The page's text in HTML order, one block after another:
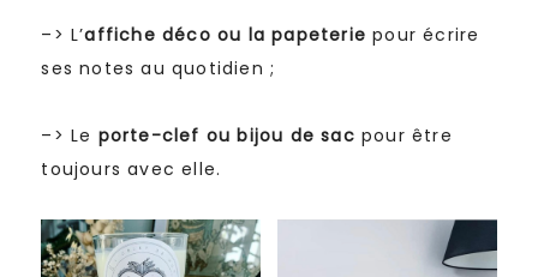
–> L’affiche déco ou la papeterie pour écrire
ses notes au quotidien ;
–> Le porte-clef ou bijou de sac pour être
toujours avec elle.